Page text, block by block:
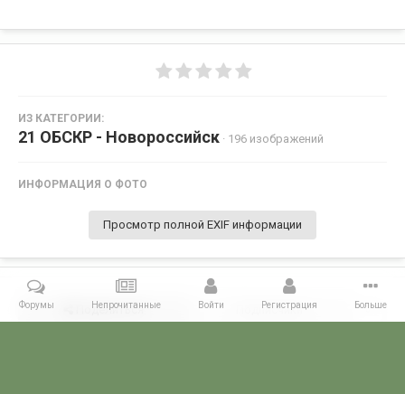
ИЗ КАТЕГОРИИ:
21 ОБСКР - Новороссийск · 196 изображений
ИНФОРМАЦИЯ О ФОТО
Просмотр полной EXIF информации
Поделиться Подписчики 0
Форумы Непрочитанные Войти Регистрация Больше